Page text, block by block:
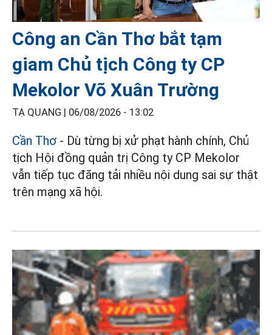
Công an Cần Thơ bắt tạm
giam Chủ tịch Công ty CP
Mekolor Võ Xuân Trường
TẠ QUANG | 06/08/2026 - 13:02
Cần Thơ - Dù từng bị xử phạt hành chính, Chủ
tịch Hội đồng quản trị Công ty CP Mekolor
vẫn tiếp tục đăng tải nhiều nội dung sai sự thật
trên mạng xã hội.